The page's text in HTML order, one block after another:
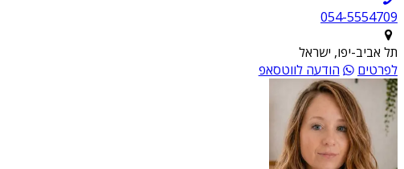
054-5554709
תל אביב-יפו, ישראל
לפרטים
הודעה לווטסאפ